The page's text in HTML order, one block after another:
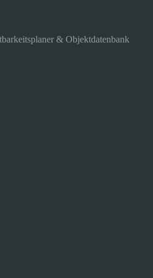
& Objektdatenbank